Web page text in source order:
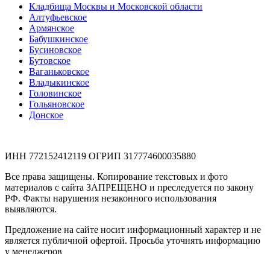
Кладбища Москвы и Московской области
Алтуфьевское
Армянское
Бабушкинское
Бусиновское
Бутовское
Ваганьковское
Владыкинское
Головинское
Гольяновское
Донское
ИНН 772152412119 ОГРИП 317774600035880
Все права защищены. Копирование текстовых и фото
материалов с сайта ЗАПРЕЩЕНО и преследуется по закону
РФ. Факты нарушения незаконного использования
выявляются.
Предложение на сайте носит информационный характер и не
является публичной офертой. Просьба уточнять информацию
у менеджеров